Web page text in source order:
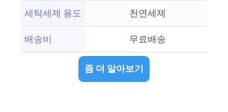
세탁세제 용도
천연세제
배송비
무료배송
좀 더 알아보기